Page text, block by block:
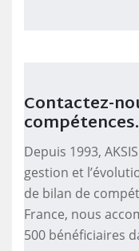
Contactez-
compétences.
Depuis 1993,
gestion et
de bilan de
France, nous
500 bénéficiaires